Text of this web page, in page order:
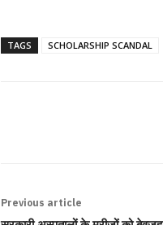
TAGS SCHOLARSHIP SCANDAL
Previous article